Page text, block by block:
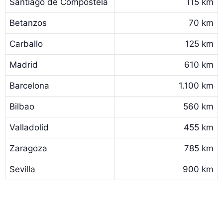
Betanzos 70 km
Carballo 125 km
Madrid 610 km
Barcelona 1.100 km
Bilbao 560 km
Valladolid 455 km
Zaragoza 785 km
Sevilla 900 km